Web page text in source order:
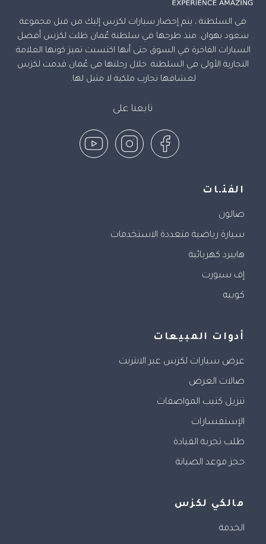
في السلطنة ، يتم إحضار سيارات لكزس إليك من قبل مجموعة
سعود بهوان. منذ طرحها في سلطنة عُمان ظلت لكزس أفضل
السيارات الفاخرة في السوق حتى أنها اكتسبت تميز كونها العلامة
التجارية الأولى في السلطنة. خلال رحلتها في عُمان قدمت لكزس
لعشاقها تجارب ملكية لا مثيل لها.
تابعنا على
الفئـات
صالون
سيارة رياضية متعددة الاستخدمات
هايبرد كهربائية
إف سبورت
كوبيه
أدوات المبيعات
عرض سيارات لكزس عبر الانترنت
صالات العرض
تنزيل كتيب المواصفات
الإستفسارات
طلب تجربة القيادة
حجز موعد الصيانة
مالكي لكزس
الخدمة